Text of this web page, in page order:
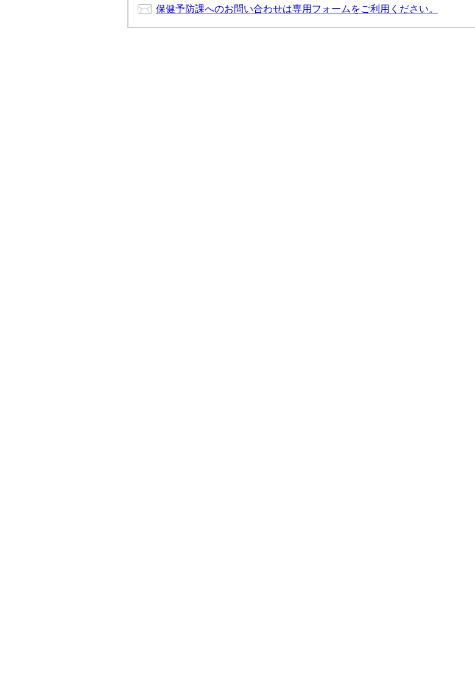
保健予防課へのお問い合わせは専用フォームをご利用ください。